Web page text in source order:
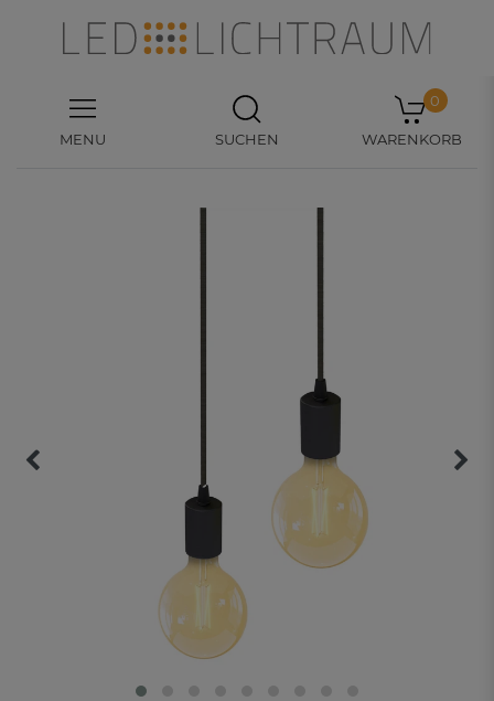
MENU SUCHEN
0
WARENKORB